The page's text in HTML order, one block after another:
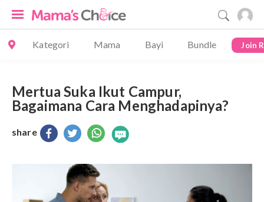
Kategori Mama Bayi Bundle Join
Mertua Suka Ikut Campur,
Bagaimana Cara Menghadapinya?
share